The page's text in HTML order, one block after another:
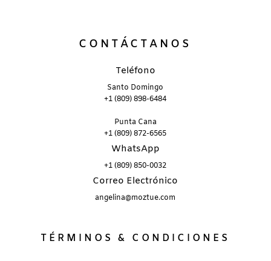
CONTÁCTANOS
Teléfono
Santo Domingo
+1 (809) 898-6484
Punta Cana
+1 (809) 872-6565
WhatsApp
+1 (809) 850-0032
Correo Electrónico
angelina@moztue.com
TÉRMINOS & CONDICIONES